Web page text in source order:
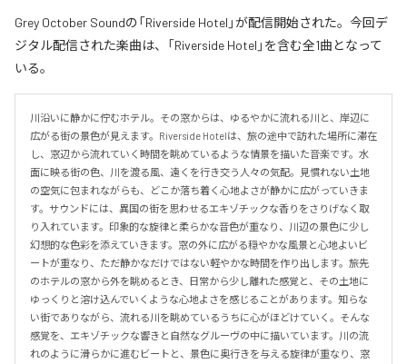
Grey October Soundの「Riverside Hotel」が配信開始された。今回デ
ジタル配信された楽曲は、「Riverside Hotel」を含む全1曲となって
いる。
川沿いに静かに佇むホテル。その窓からは、ゆるやかに流れる川と、岸辺に
広がる街の景色が見えます。Riverside Hotelは、旅の途中で訪れた場所に滞在
し、窓辺から流れていく時間を眺めているような情景を描いた音楽です。水
面に映る街の色、川を渡る風、遠くを行き交う人々の気配。見慣れない土地
の空気に包まれながらも、どこか落ち着く心地よさが静かに広がっていきま
す。サウンドには、異国の街を思わせるエキゾチックな香りをさりげなく取
り入れています。印象的な旋律と柔らかな音色が重なり、川辺の景色に少し
幻想的な色彩を添えていきます。窓の外に広がる穏やかな風景と心地よいビ
ートが重なり、ただ静かなだけではない軽やかな時間を作り出します。旅先
のホテルの窓から外を眺めるとき、日常から少し離れた感覚と、その土地に
ゆっくりと溶け込んでいくような心地よさを感じることがあります。知らな
い街でありながら、流れる川を眺めているうちに心がほどけていく。そんな
感覚を、エキゾチックな響きと自然なグルーヴの中に描いています。川の流
れのように滑らかに進むビートと、景色に奥行きを与える旋律が重なり、窓